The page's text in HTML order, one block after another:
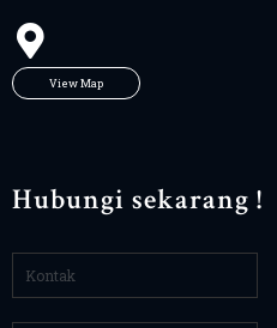
View Map
Hubungi sekarang !